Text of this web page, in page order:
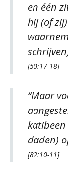
en één
hij (of
[50:17-18]
“Maar
katibeen
daden)
[82:10-11]